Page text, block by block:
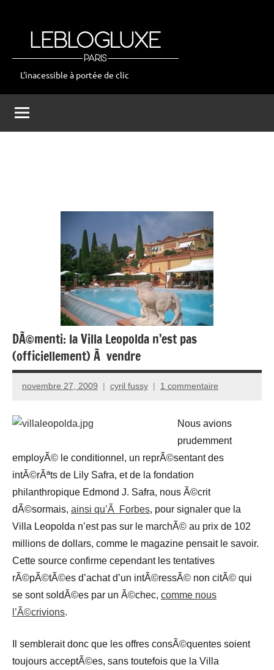
leblogluxe
L'inacessible à portée de clic
DÃ©menti: la Villa Leopolda n’est pas
(officiellement) Ã vendre
novembre 27, 2009 cyril fussy 1 commentaire
Nous avions
prudemment
employÃ© le conditionnel, un reprÃ©sentant des
intÃ©rÃªts de Lily Safra, et de la fondation
philanthropique Edmond J. Safra, nous Ã©crit
dÃ©sormais, ainsi qu’Ã Forbes, pour signaler que la
Villa Leopolda n’est pas sur le marchÃ© au prix de 102
millions de dollars, comme le magazine pensait le savoir.
Cette source confirme cependant les tentatives
rÃ©pÃ©tÃ©es d’achat d’un intÃ©ressÃ© non citÃ© qui
se sont soldÃ©es par un Ã©chec, comme nous
l’Ã©crivions.
Il semblerait donc que les offres consÃ©quentes soient
toujours acceptÃ©es, sans toutefois que la Villa